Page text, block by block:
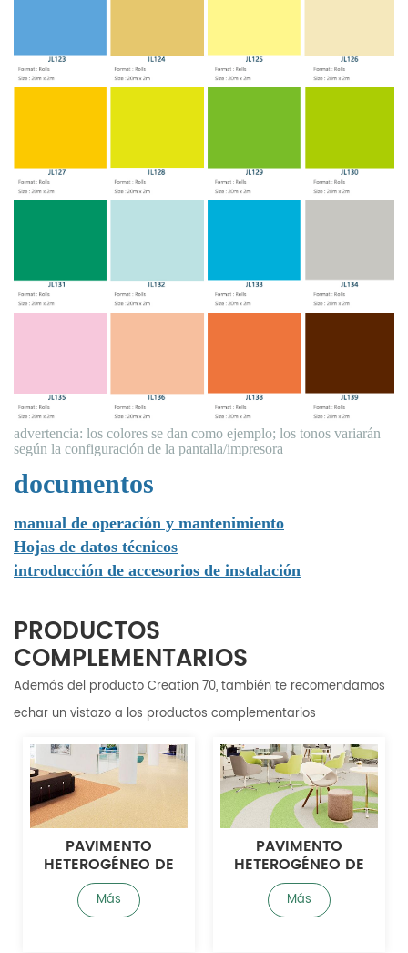
advertencia: los colores se dan como ejemplo; los tonos variarán
según la configuración de la pantalla/impresora
documentos
manual de operación y mantenimiento
Hojas de datos técnicos
introducción de accesorios de instalación
PRODUCTOS
COMPLEMENTARIOS
Además del producto Creation 70, también te recomendamos
echar un vistazo a los productos complementarios
PAVIMENTO
HETEROGÉNEO DE
PVC N°.3
Más
PAVIMENTO
HETEROGÉNEO DE
PVC N°.4
Más